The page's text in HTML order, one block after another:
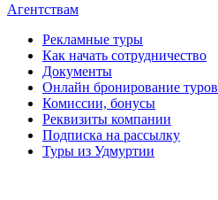
Агентствам
Рекламные туры
Как начать сотрудничество
Документы
Онлайн бронирование туров
Комиссии, бонусы
Реквизиты компании
Подписка на рассылку
Туры из Удмуртии